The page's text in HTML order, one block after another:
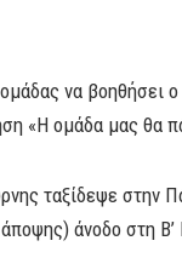
να βοηθήσει
«Η ομάδα μας θα
ταξίδεψε στην
άνοδο στη Β’